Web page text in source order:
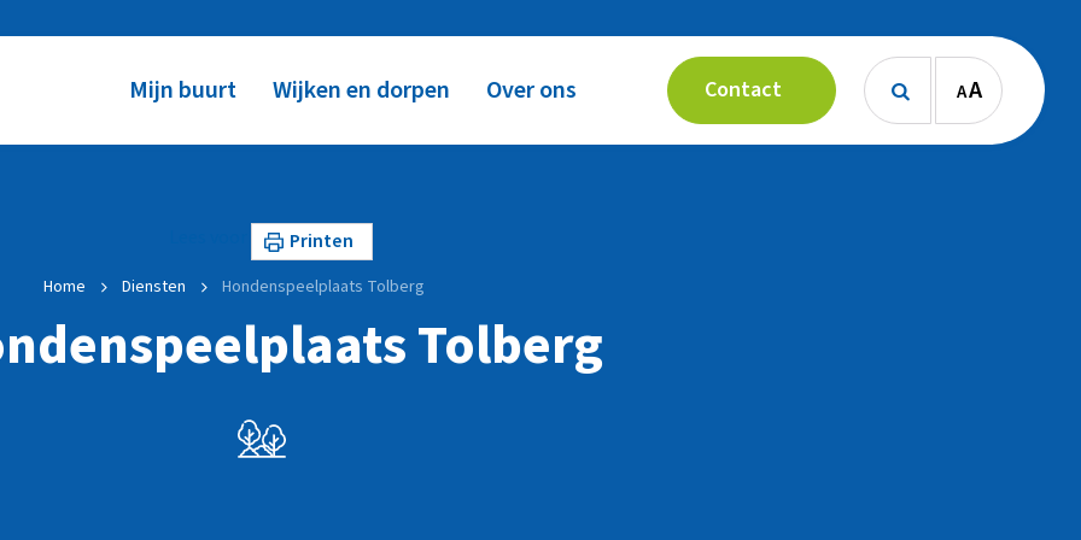
Mijn buurt Wijken en dorpen Over ons Contact  AA
Printen
Home Diensten Hondenspeelplaats Tolberg
Tolberg